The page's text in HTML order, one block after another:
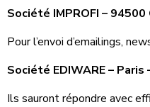
Société IMPROFI – 94500
Pour l’envoi d’emailings,
Société EDIWARE – Paris
Ils sauront répondre avec